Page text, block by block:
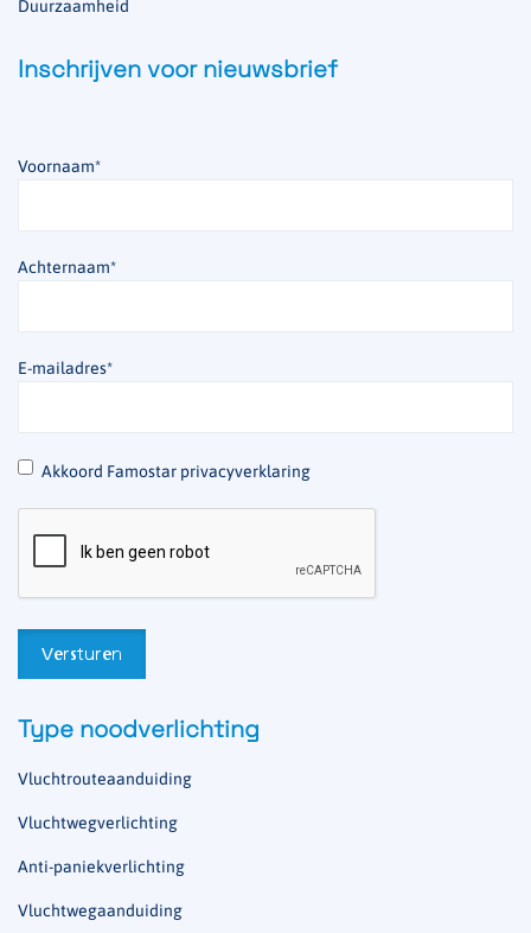
Duurzaamheid
Inschrijven voor nieuwsbrief
Voornaam*
Achternaam*
E-mailadres*
* Akkoord Famostar privacyverklaring
Type noodverlichting
Vluchtrouteaanduiding
Vluchtwegverlichting
Anti-paniekverlichting
Vluchtwegaanduiding